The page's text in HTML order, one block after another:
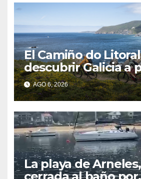
El Camiño do
descubrir Galicia a
través de más de
kilómetros
AGO 6, 2026
La playa de